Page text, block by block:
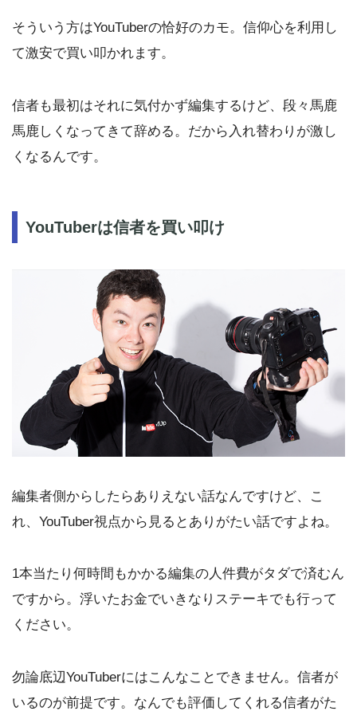
そういう方はYouTuberの恰好のカモ。信仰心を利用し
て激安で買い叩かれます。
信者も最初はそれに気付かず編集するけど、段々馬鹿
馬鹿しくなってきて辞める。だから入れ替わりが激し
くなるんです。
YouTuberは信者を買い叩け
編集者側からしたらありえない話なんですけど、こ
れ、YouTuber視点から見るとありがたい話ですよね。
1本当たり何時間もかかる編集の人件費がタダで済むん
ですから。浮いたお金でいきなりステーキでも行って
ください。
勿論底辺YouTuberにはこんなことできません。信者が
いるのが前提です。なんでも評価してくれる信者がた